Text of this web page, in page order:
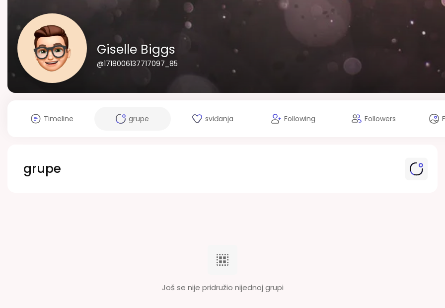
Giselle Biggs
@1718006137717097_85
Timeline grupe sviđanja Following Followers
grupe
Još se nije pridružio nijednoj grupi